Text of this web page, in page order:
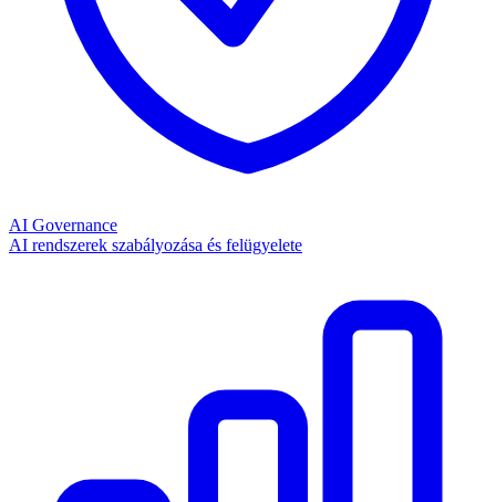
AI Governance
AI rendszerek szabályozása és felügyelete